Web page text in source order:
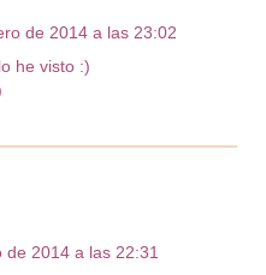
de 2014 a las 23:02
he visto :)
de 2014 a las 22:31